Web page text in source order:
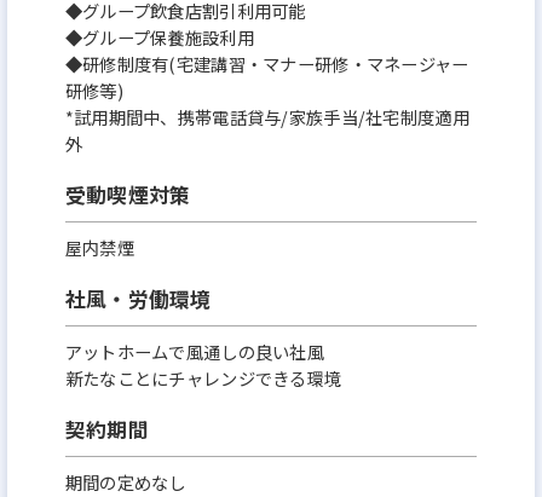
◆グループ飲食店割引利用可能
◆グループ保養施設利用
◆研修制度有(宅建講習・マナー研修・マネージャー
研修等)
*試用期間中、携帯電話貸与/家族手当/社宅制度適用
外
受動喫煙対策
屋内禁煙
社風・労働環境
アットホームで風通しの良い社風
新たなことにチャレンジできる環境
契約期間
期間の定めなし